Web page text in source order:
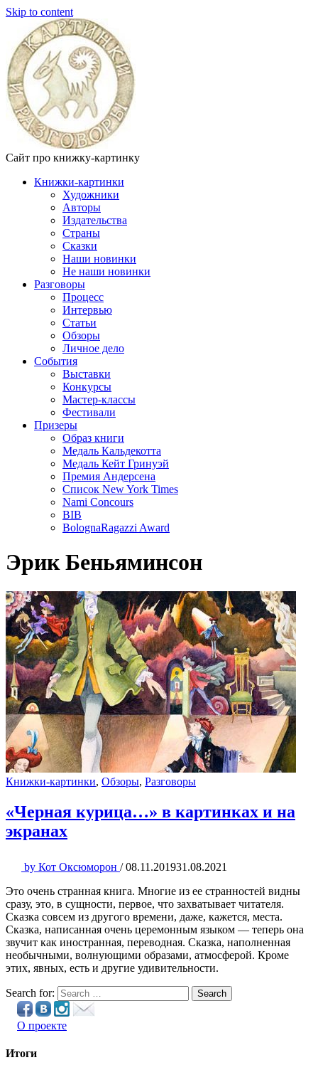
Skip to content
Сайт про книжку-картинку
Книжки-картинки
Художники
Авторы
Издательства
Страны
Сказки
Наши новинки
Не наши новинки
Разговоры
Процесс
Интервью
Статьи
Обзоры
Личное дело
События
Выставки
Конкурсы
Мастер-классы
Фестивали
Призеры
Образ книги
Медаль Кальдекотта
Медаль Кейт Гринуэй
Премия Андерсена
Список New York Times
Nami Concours
BIB
BolognaRagazzi Award
Эрик Беньяминсон
Книжки-картинки, Обзоры, Разговоры
«Черная курица…» в картинках и на
экранах
by Кот Оксюморон / 08.11.201931.08.2021
Это очень странная книга. Многие из ее странностей видны
сразу, это, в сущности, первое, что захватывает читателя.
Сказка совсем из другого времени, даже, кажется, места.
Сказка, написанная очень церемонным языком — теперь она
звучит как иностранная, переводная. Сказка, наполненная
необычными, волнующими образами, атмосферой. Кроме
этих, явных, есть и другие удивительности.
Search for: Search
О проекте
Итоги